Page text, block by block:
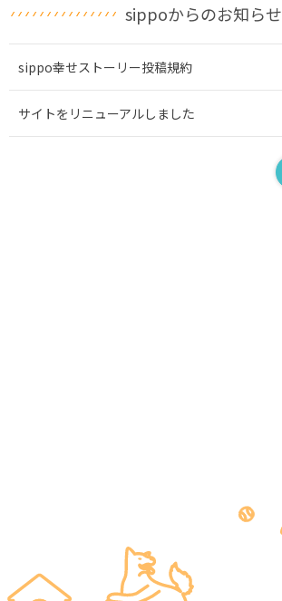
sippoからのお知らせ
sippo幸せストーリー投稿規約
サイトをリニューアルしました